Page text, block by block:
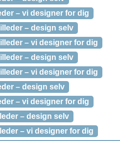
– vi designer for dig
– design selv
– vi designer for dig
– design selv
– vi designer for dig
– design selv
– vi designer for dig
– design selv
– vi designer for dig